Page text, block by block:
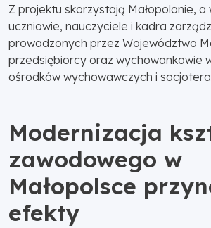
Z projektu skorzystają Małopolanie, a
uczniowie, nauczyciele i kadra
prowadzonych przez Województwo
przedsiębiorcy oraz wychowankowie
ośrodków wychowawczych i
Modernizacja
zawodowego w
Małopolsce
efekty